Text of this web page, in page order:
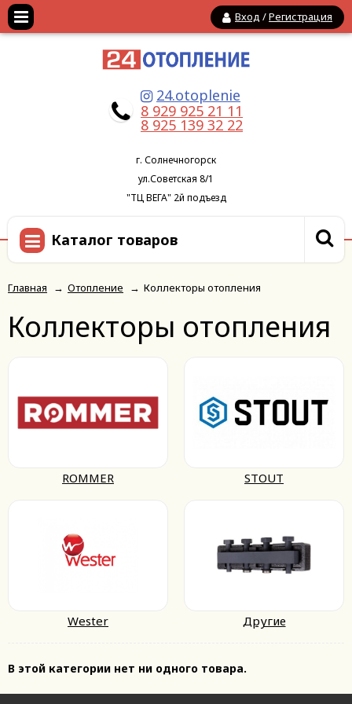
Вход /Регистрация
24.otoplenie
8 929 925 21 11
8 925 139 32 22
г. Солнечногорск
ул.Советская 8/1
"ТЦ ВЕГА" 2й подъезд
Каталог товаров
Главная → Отопление → Коллекторы отопления
Коллекторы отопления
ROMMER STOUT
Wester Другие
В этой категории нет ни одного товара.